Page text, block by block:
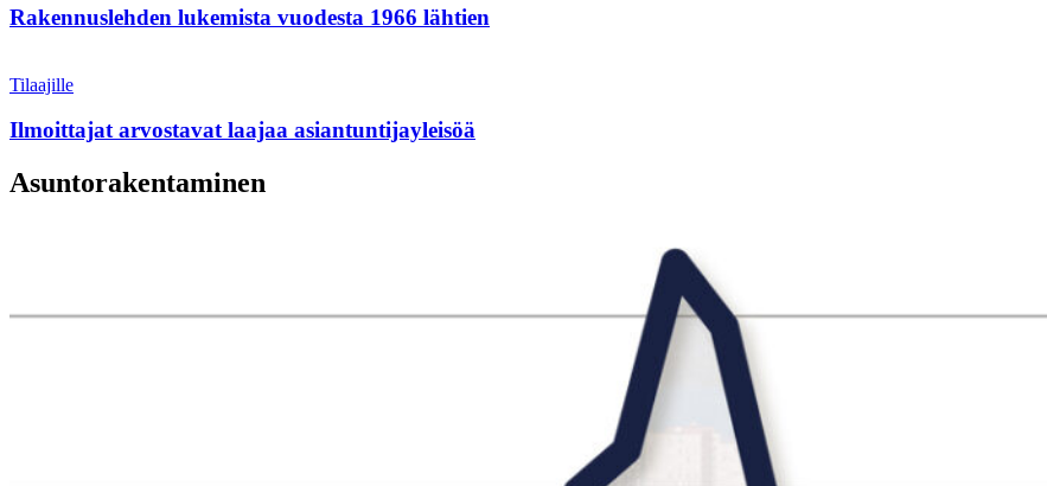
Rakennuslehden lukemista vuodesta 1966 lähtien
Tilaajille
Ilmoittajat arvostavat laajaa asiantuntijayleisöä
Asuntorakentaminen